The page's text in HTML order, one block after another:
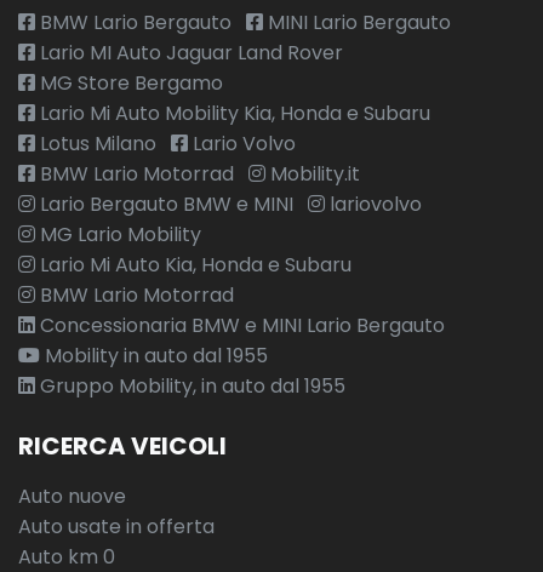
BMW Lario Bergauto
MINI Lario Bergauto
Lario MI Auto Jaguar Land Rover
MG Store Bergamo
Lario Mi Auto Mobility Kia, Honda e Subaru
Lotus Milano
Lario Volvo
BMW Lario Motorrad
Mobility.it
Lario Bergauto BMW e MINI
lariovolvo
MG Lario Mobility
Lario Mi Auto Kia, Honda e Subaru
BMW Lario Motorrad
Concessionaria BMW e MINI Lario Bergauto
Mobility in auto dal 1955
Gruppo Mobility, in auto dal 1955
RICERCA VEICOLI
Auto nuove
Auto usate in offerta
Auto km 0